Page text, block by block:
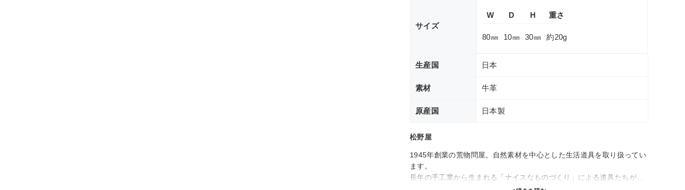
サイズ
W
80㎜
D
10㎜
H
30㎜
重さ
約20g
生産国 日本
素材 牛革
原産国 日本製
松野屋
1945年創業の荒物問屋。自然素材を中心とした生活道具を取り扱ってい
ます。
長年の手工業から生まれる「ナイスなものづくり」による道具たちが、